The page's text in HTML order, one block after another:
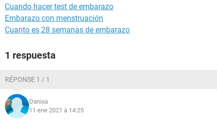
Cuando hacer test de embarazo
Embarazo con menstruación
Cuanto es 28 semanas de embarazo
1 respuesta
RÉPONSE 1 / 1
Danixa
11 ene 2021 à 14:25